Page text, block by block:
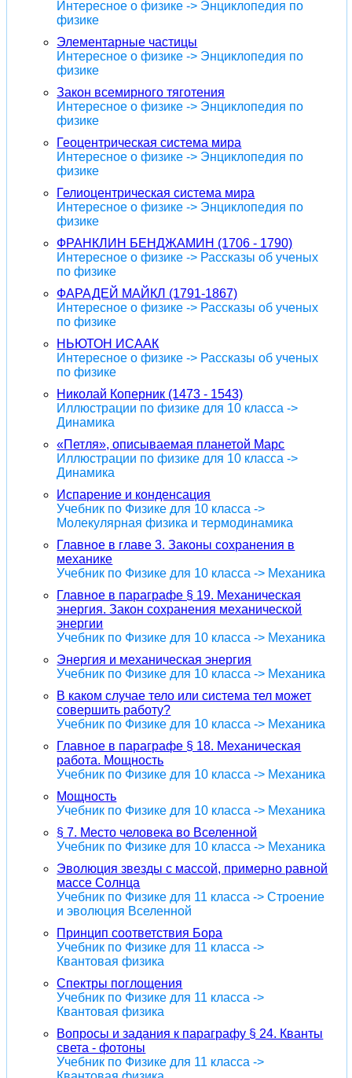
Интересное о физике -> Энциклопедия по
физике
Элементарные частицы
Интересное о физике -> Энциклопедия по
физике
Закон всемирного тяготения
Интересное о физике -> Энциклопедия по
физике
Геоцентрическая система мира
Интересное о физике -> Энциклопедия по
физике
Гелиоцентрическая система мира
Интересное о физике -> Энциклопедия по
физике
ФРАНКЛИН БЕНДЖАМИН (1706 - 1790)
Интересное о физике -> Рассказы об ученых
по физике
ФАРАДЕЙ МАЙКЛ (1791-1867)
Интересное о физике -> Рассказы об ученых
по физике
НЬЮТОН ИСААК
Интересное о физике -> Рассказы об ученых
по физике
Николай Коперник (1473 - 1543)
Иллюстрации по физике для 10 класса ->
Динамика
«Петля», описываемая планетой Марс
Иллюстрации по физике для 10 класса ->
Динамика
Испарение и конденсация
Учебник по Физике для 10 класса ->
Молекулярная физика и термодинамика
Главное в главе 3. Законы сохранения в
механике
Учебник по Физике для 10 класса -> Механика
Главное в параграфе § 19. Механическая
энергия. Закон сохранения механической
энергии
Учебник по Физике для 10 класса -> Механика
Энергия и механическая энергия
Учебник по Физике для 10 класса -> Механика
В каком случае тело или система тел может
совершить работу?
Учебник по Физике для 10 класса -> Механика
Главное в параграфе § 18. Механическая
работа. Мощность
Учебник по Физике для 10 класса -> Механика
Мощность
Учебник по Физике для 10 класса -> Механика
§ 7. Место человека во Вселенной
Учебник по Физике для 10 класса -> Механика
Эволюция звезды с массой, примерно равной
массе Солнца
Учебник по Физике для 11 класса -> Строение
и эволюция Вселенной
Принцип соответствия Бора
Учебник по Физике для 11 класса ->
Квантовая физика
Спектры поглощения
Учебник по Физике для 11 класса ->
Квантовая физика
Вопросы и задания к параграфу § 24. Кванты
света - фотоны
Учебник по Физике для 11 класса ->